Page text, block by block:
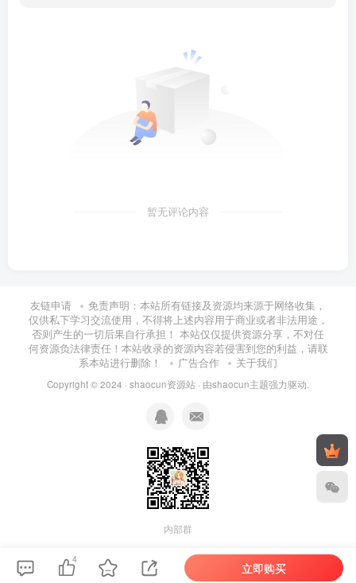
暂无评论内容
友链申请
免责声明：本站所有链接及资源均来源于网络收集，
仅供私下学习交流使用，不得将上述内容用于商业或者非法用途，
否则产生的一切后果自行承担！ 本站仅仅提供资源分享，不对任
何资源负法律责任！本站收录的资源内容若侵害到您的利益，请联
系本站进行删除！
广告合作 关于我们
Copyright © 2024 · shaocun资源站 · 由shaocun主题强力驱动.
内部群
4
立即购买